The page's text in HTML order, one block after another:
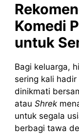
Komedi
untuk
Bagi keluarga,
sering kali
dinikmati
atau Shrek
untuk segala
berbagi tawa